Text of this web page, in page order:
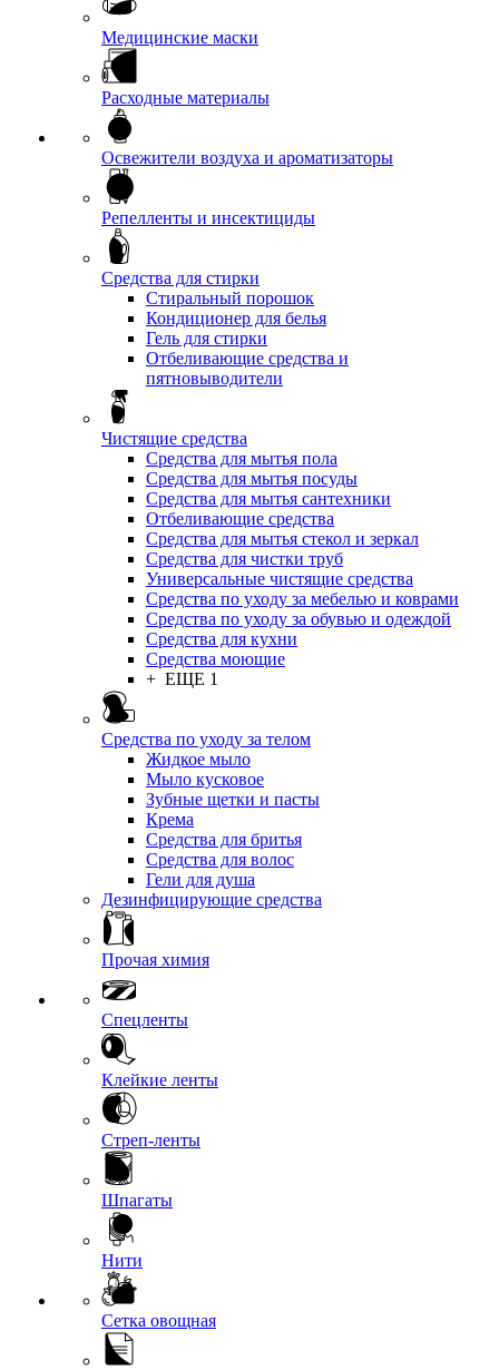
Медицинские маски
Расходные материалы
Освежители воздуха и ароматизаторы
Репелленты и инсектициды
Средства для стирки
Стиральный порошок
Кондиционер для белья
Гель для стирки
Отбеливающие средства и
пятновыводители
Чистящие средства
Средства для мытья пола
Средства для мытья посуды
Средства для мытья сантехники
Отбеливающие средства
Средства для мытья стекол и зеркал
Средства для чистки труб
Универсальные чистящие средства
Средства по уходу за мебелью и коврами
Средства по уходу за обувью и одеждой
Средства для кухни
Средства моющие
+ ЕЩЕ 1
Средства по уходу за телом
Жидкое мыло
Мыло кусковое
Зубные щетки и пасты
Крема
Средства для бритья
Средства для волос
Гели для душа
Дезинфицирующие средства
Прочая химия
Спецленты
Клейкие ленты
Стреп-ленты
Шпагаты
Нити
Сетка овощная